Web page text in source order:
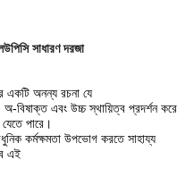
সাধারণ দরজা
একটি অনন্য রচনা যে
বিষাক্ত এবং উচ্চ স্থায়িত্ব প্রদর্শন করে
পারে।
কর্মক্ষমতা উপভোগ করতে সাহায্য
এই